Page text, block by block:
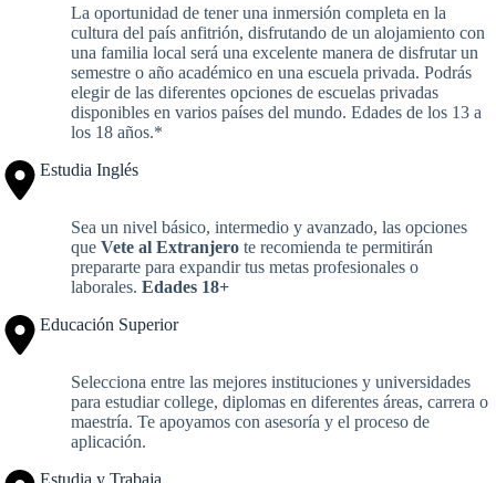
La oportunidad de tener una inmersión completa en la
cultura del país anfitrión, disfrutando de un alojamiento con
una familia local será una excelente manera de disfrutar un
semestre o año académico en una escuela privada. Podrás
elegir de las diferentes opciones de escuelas privadas
disponibles en varios países del mundo. Edades de los 13 a
los 18 años.*
Estudia Inglés
Sea un nivel básico, intermedio y avanzado, las opciones
que Vete al Extranjero te recomienda te permitirán
prepararte para expandir tus metas profesionales o
laborales. Edades 18+
Educación Superior
Selecciona entre las mejores instituciones y universidades
para estudiar college, diplomas en diferentes áreas, carrera o
maestría. Te apoyamos con asesoría y el proceso de
aplicación.
Estudia y Trabaja